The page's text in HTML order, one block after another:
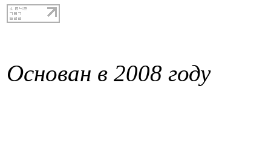
Основан в 2008 году